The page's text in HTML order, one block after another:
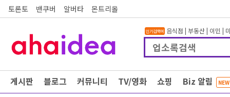
토론토 밴쿠버 알버타 몬트리올
인기검색어 음식점 | 부동산| 이민 |
게시판 블로그 커뮤니티 TV/영화 쇼핑 Biz 알림 NEW